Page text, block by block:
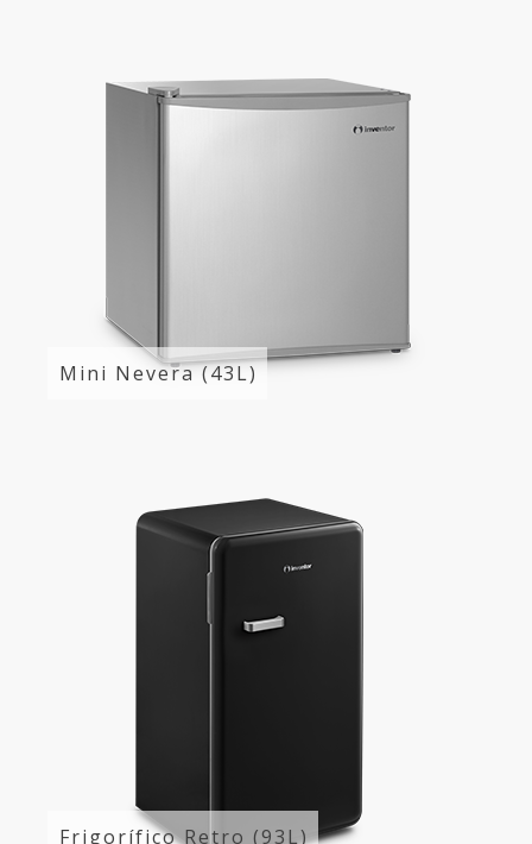
Mini Nevera (43L)
Frigorífico Retro (93L)